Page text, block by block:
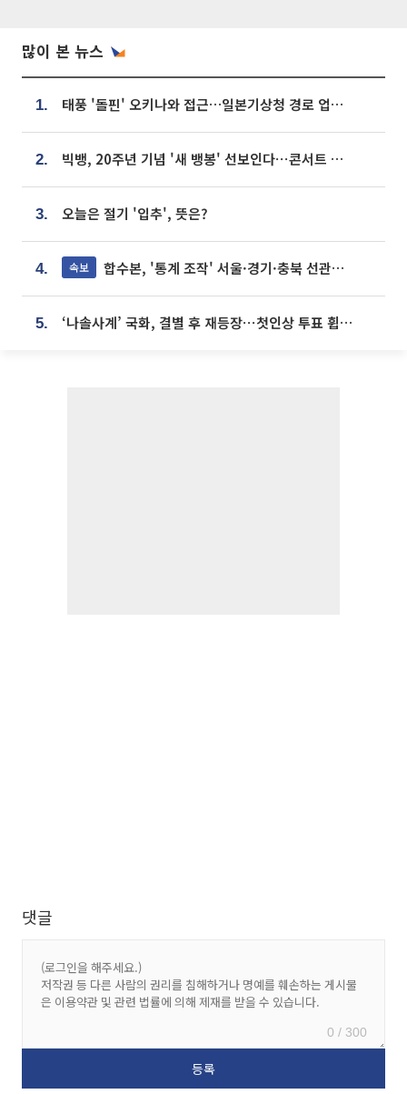
많이 본 뉴스
1. 태풍 '돌핀' 오키나와 접근…일본기상청 경로 업데이트
2. 빅뱅, 20주년 기념 '새 뱅봉' 선보인다⋯콘서트 앞두고 팝업 개최
3. 오늘은 절기 '입추', 뜻은?
4. 속보 합수본, '통계 조작' 서울·경기·충북 선관위 등 추가 압수수색
5. ‘나솔사계’ 국화, 결별 후 재등장⋯첫인상 투표 휩쓸고 ‘인기녀’ 등극
댓글
0 / 300